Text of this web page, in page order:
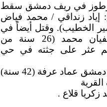
في ريف دمشق سقط
إياد زنداقي / محمد فياض
الخطيب). وقتل أيضاً في
عرطوز الطالب الجامعي سفيان محمد (26 سنة من
عثر على جثته في حي
وقتل في حتيتة التركمان بريف دمشق عماد عرفة (42 سنة)
قلاع .